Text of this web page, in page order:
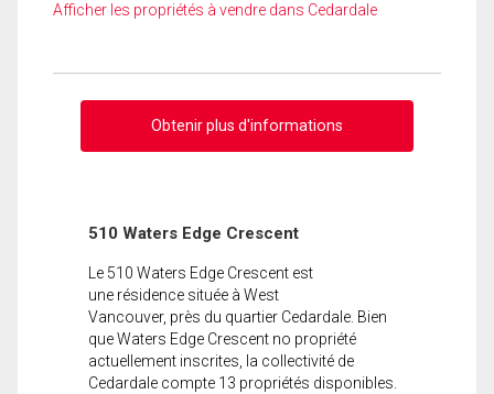
Afficher les propriétés à vendre dans Cedardale
Obtenir plus d'informations
510 Waters Edge Crescent
Le 510 Waters Edge Crescent est
une résidence située à West
Vancouver, près du quartier Cedardale. Bien
que Waters Edge Crescent no propriété
actuellement inscrites, la collectivité de
Cedardale compte 13 propriétés disponibles.